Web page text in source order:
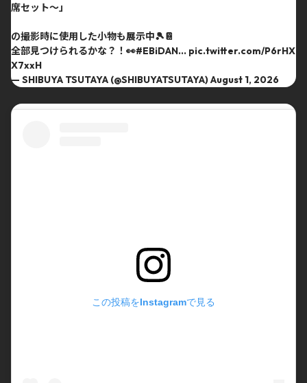
席セット〜」
の撮影時に使用した小物も展示中🎾📔
全部見つけられるかな？！👀#EBiDAN… pic.twitter.com/P6rHX
X7xxH
— SHIBUYA TSUTAYA (@SHIBUYATSUTAYA)August 1, 2026
この投稿をInstagramで見る